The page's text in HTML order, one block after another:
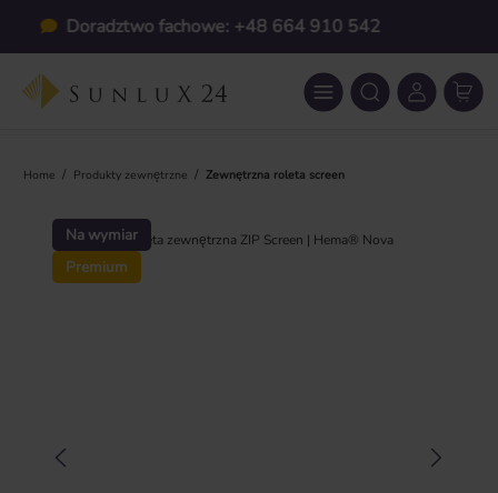
Przejdź do głównej zawartościIndywidualnie na wymiar
Home / Produkty zewnętrzne / Zewnętrzna roleta screen
Na wymiar
Premium
Pomiń galerię zdjęć